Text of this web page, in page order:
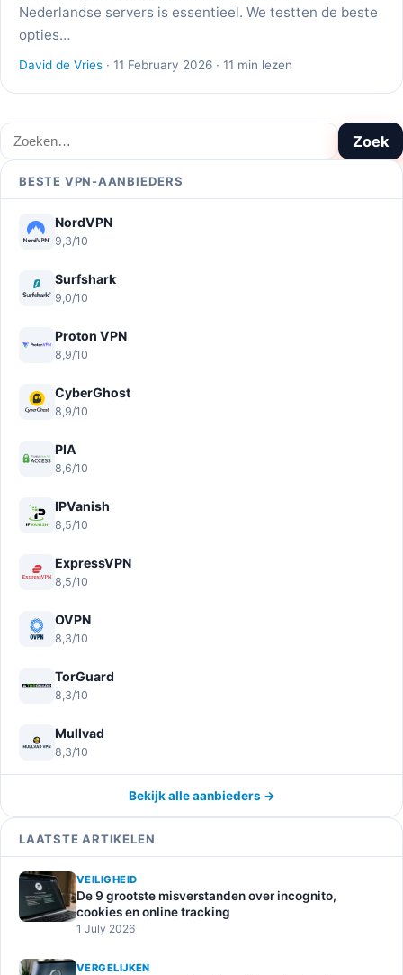
Nederlandse servers is essentieel. We testten de beste
opties…
David de Vries · 11 February 2026 · 11 min lezen
Zoeken Zoek
BESTE VPN-AANBIEDERS
NordVPN
9,3/10
Surfshark
9,0/10
Proton VPN
8,9/10
CyberGhost
8,9/10
PIA
8,6/10
IPVanish
8,5/10
ExpressVPN
8,5/10
OVPN
8,3/10
TorGuard
8,3/10
Mullvad
8,3/10
Bekijk alle aanbieders →
LAATSTE ARTIKELEN
VEILIGHEID
De 9 grootste misverstanden over incognito,
cookies en online tracking
1 July 2026
VERGELIJKEN